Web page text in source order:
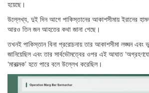
হয়েছে।
উল্লেখ্য, দুই দিন আগে পাকিস্তানের আকাশসীমায় ইরানের
আরও তিন জন আহতের কথা জানা গেছে।
তখনই পাকিস্তান বিনা প্ররোচনায় তার আকাশসীমা লঙ্ঘন এবং
জানিয়েছিল এবং তার সার্বভৌমত্বের ওপর এই আঘাত
‘মারাত্মক’ হতে পারে বলে উল্লেখ করেছিল।